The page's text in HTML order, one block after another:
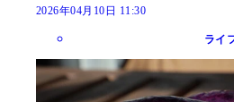
2026年04月10日 11:30
ライ